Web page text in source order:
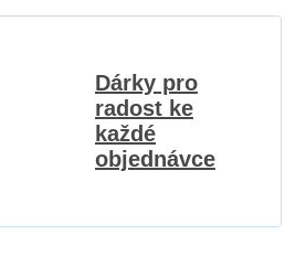
Dárky pro
radost ke
každé
objednávce